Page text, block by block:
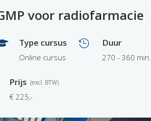
voor radiofarmacie
Type cursus
Online cursus
 Duur
270 - 360 min.
Prijs
€ 225,-